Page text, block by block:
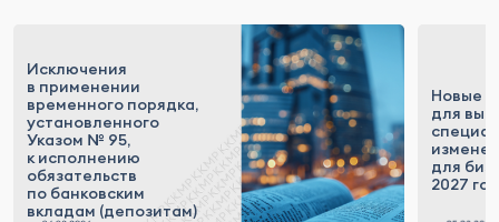
Исключения
в применении
временного порядка,
установленного
Указом № 95,
к исполнению
обязательств
по банковским
вкладам (депозитам)
Новые
для
для
2027